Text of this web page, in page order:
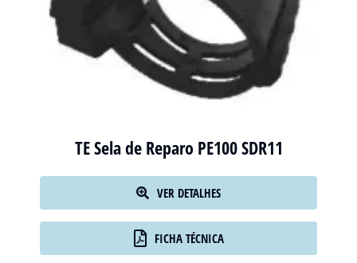
TE Sela de Reparo PE100 SDR11
VER DETALHES
FICHA TÉCNICA